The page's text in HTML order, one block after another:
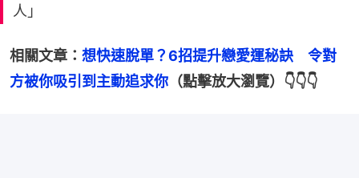
人」
相關文章： 想快速脫單？6招提升戀愛運秘訣　令對
方被你吸引到主動追求你 （點擊放大瀏覽）👇👇👇